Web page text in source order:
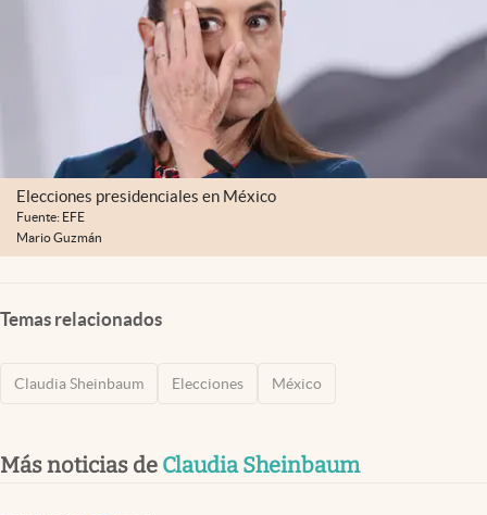
Elecciones presidenciales en México
Fuente: EFE
Mario Guzmán
Temas relacionados
Claudia Sheinbaum Elecciones México
Más noticias de Claudia Sheinbaum